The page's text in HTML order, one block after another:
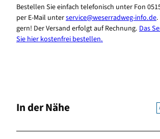
Bestellen Sie einfach telefonisch unter Fon
per E-Mail unterservice@weserradweg-info.de
gern! Der Versand erfolgt auf Rechnung. Das
Sie hier kostenfrei bestellen.
In der Nähe